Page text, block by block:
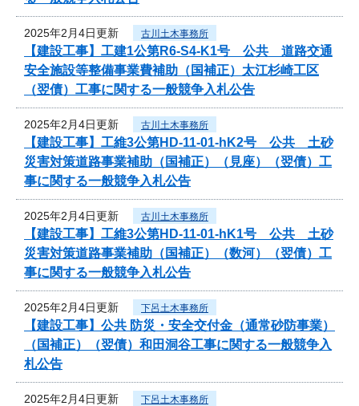
2025年2月4日更新 古川土木事務所
【建設工事】工建1公第R6-S4-K1号 公共 道路交通
安全施設等整備事業費補助（国補正）太江杉崎工区
（翌債）工事に関する一般競争入札公告
2025年2月4日更新 古川土木事務所
【建設工事】工維3公第HD-11-01-hK2号 公共 土砂
災害対策道路事業補助（国補正）（見座）（翌債）工
事に関する一般競争入札公告
2025年2月4日更新 古川土木事務所
【建設工事】工維3公第HD-11-01-hK1号 公共 土砂
災害対策道路事業補助（国補正）（数河）（翌債）工
事に関する一般競争入札公告
2025年2月4日更新 下呂土木事務所
【建設工事】公共 防災・安全交付金（通常砂防事業）
（国補正）（翌債）和田洞谷工事に関する一般競争入
札公告
2025年2月4日更新 下呂土木事務所